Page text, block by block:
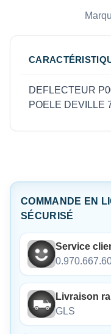
DEFLECTEUR
POELE DEVILLE
COMMANDE EN
SÉCURISÉ
Service
Livraison
GLS